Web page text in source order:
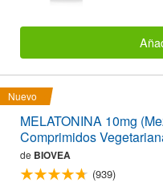
Nuevo
MELATONINA 10mg
Comprimidos
de BIOVEA
(939)